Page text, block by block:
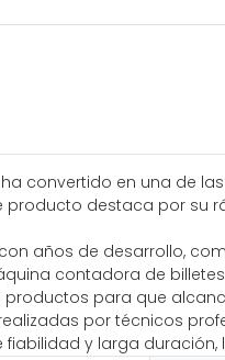
convertido en una de
producto destaca por
años de desarrollo,
contadora de
para que
por técnicos
y larga